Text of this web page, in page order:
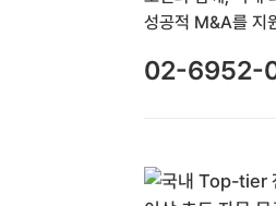
성공적 M&A를 지
02-6952-